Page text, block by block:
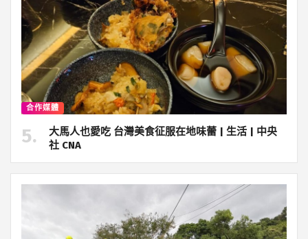
合作媒體
大馬人也愛吃 台灣美食征服在地味蕾 | 生活 | 中央
社 CNA